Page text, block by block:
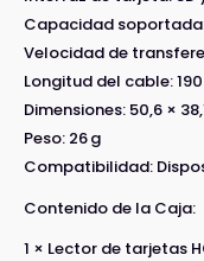
Capacidad soportada:
Velocidad de
Longitud del cable:
Dimensiones: 50,6 ×
Peso: 26 g
Compatibilidad:
Contenido de la Caja:
1 × Lector de tarjetas